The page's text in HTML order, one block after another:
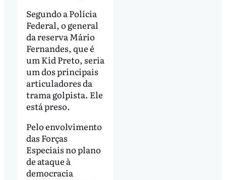
Segundo a Polícia
Federal, o general
da reserva Mário
Fernandes, que é
um Kid Preto, seria
um dos principais
articuladores da
trama golpista. Ele
está preso.
Pelo envolvimento
das Forças
Especiais no plano
de ataque à
democracia